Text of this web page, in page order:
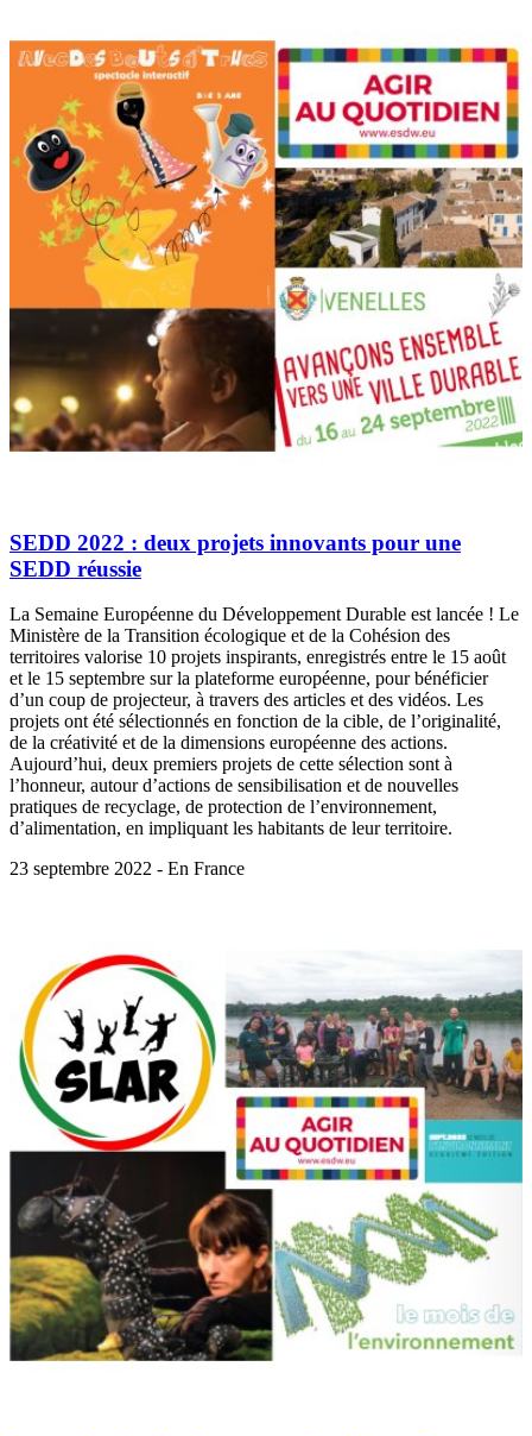
SEDD 2022 : deux projets innovants pour une
SEDD réussie
La Semaine Européenne du Développement Durable est lancée ! Le
Ministère de la Transition écologique et de la Cohésion des
territoires valorise 10 projets inspirants, enregistrés entre le 15 août
et le 15 septembre sur la plateforme européenne, pour bénéficier
d’un coup de projecteur, à travers des articles et des vidéos. Les
projets ont été sélectionnés en fonction de la cible, de l’originalité,
de la créativité et de la dimensions européenne des actions.
Aujourd’hui, deux premiers projets de cette sélection sont à
l’honneur, autour d’actions de sensibilisation et de nouvelles
pratiques de recyclage, de protection de l’environnement,
d’alimentation, en impliquant les habitants de leur territoire.
23 septembre 2022 - En France